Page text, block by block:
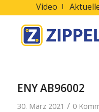
Video
ENY AB96002
30. März 2021 / 0